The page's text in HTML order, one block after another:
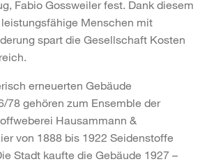
Fabio Gossweiler fest. Dank diesem
Menschen mit
spart die Gesellschaft Kosten
erneuerten Gebäude
78 gehören zum Ensemble der
Hausammann &
von 1888 bis 1922 Seidenstoffe
Stadt kaufte die Gebäude 1927 –